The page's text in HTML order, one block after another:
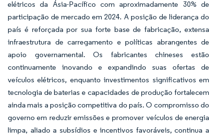
elétricos da Ásia-Pacífico com aproximadamente 30% de
participação de mercado em 2024. A posição de liderança do
país é reforçada por sua forte base de fabricação, extensa
infraestrutura de carregamento e políticas abrangentes de
apoio governamental. Os fabricantes chineses estão
continuamente inovando e expandindo suas ofertas de
veículos elétricos, enquanto investimentos significativos em
tecnologia de baterias e capacidades de produção fortalecem
ainda mais a posição competitiva do país. O compromisso do
governo em reduzir emissões e promover veículos de energia
limpa, aliado a subsídios e incentivos favoráveis, continua a